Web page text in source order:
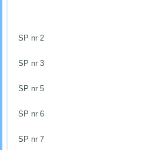
SP nr 2
SP nr 3
SP nr 5
SP nr 6
SP nr 7